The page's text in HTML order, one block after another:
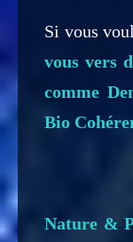
Si vous
vous vers
comme
Bio
Nature &